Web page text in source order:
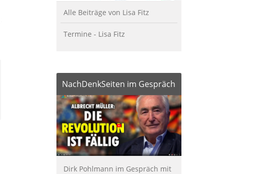
Alle Beiträge von Lisa Fitz
Termine - Lisa Fitz
NachDenkSeiten im Gespräch
Dirk Pohlmann im Gespräch mit